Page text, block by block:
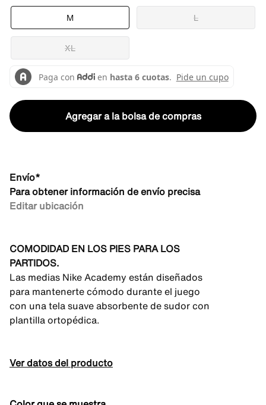
M L
XL
Agregar a la bolsa de compras
Envío*
Para obtener información de envío precisa
Editar ubicación
COMODIDAD EN LOS PIES PARA LOS
PARTIDOS.
Las medias Nike Academy están diseñados
para mantenerte cómodo durante el juego
con una tela suave absorbente de sudor con
plantilla ortopédica.
Ver datos del producto